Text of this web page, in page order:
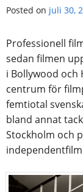
Posted on juli 30,
Professionell
sedan filmen
i Bollywood och
centrum för
femtiotal
bland annat
Stockholm och